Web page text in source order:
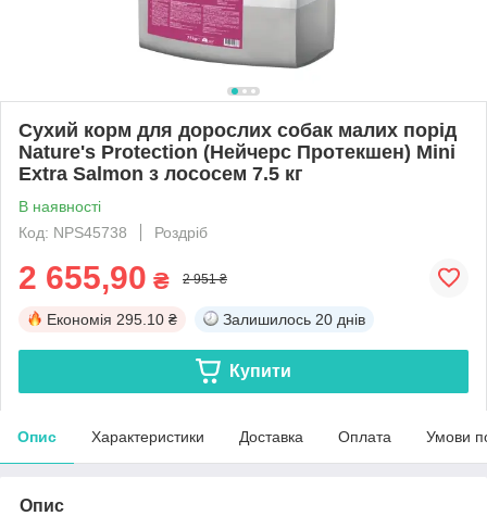
Сухий корм для дорослих собак малих порід
Nature's Protection (Нейчерс Протекшен) Mini
Extra Salmon з лососем 7.5 кг
В наявності
Код: NPS45738
Роздріб
2 655,90 ₴ 2 951 ₴
Економія 295.10 ₴ Залишилось 20 днів
Купити
Опис Характеристики Доставка Оплата Умови
Опис